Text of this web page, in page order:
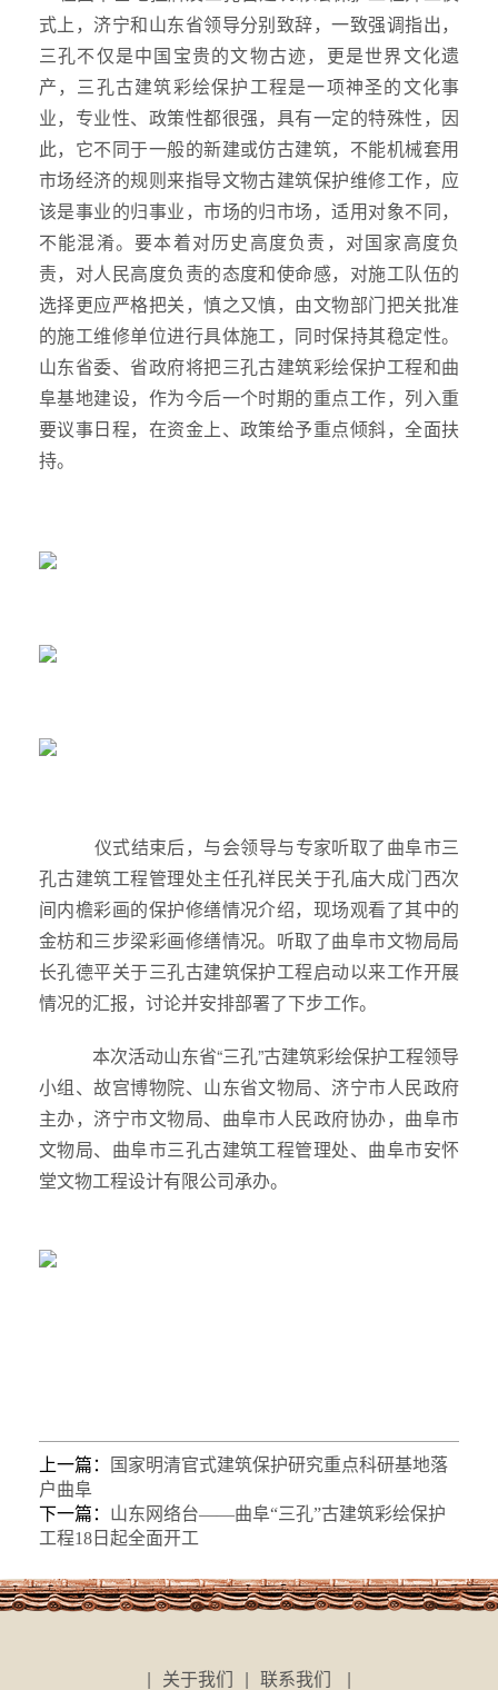
式上，济宁和山东省领导分别致辞，一致强调指出，
三孔不仅是中国宝贵的文物古迹，更是世界文化遗
产，三孔古建筑彩绘保护工程是一项神圣的文化事
业，专业性、政策性都很强，具有一定的特殊性，因
此，它不同于一般的新建或仿古建筑，不能机械套用
市场经济的规则来指导文物古建筑保护维修工作，应
该是事业的归事业，市场的归市场，适用对象不同，
不能混淆。要本着对历史高度负责，对国家高度负
责，对人民高度负责的态度和使命感，对施工队伍的
选择更应严格把关，慎之又慎，由文物部门把关批准
的施工维修单位进行具体施工，同时保持其稳定性。
山东省委、省政府将把三孔古建筑彩绘保护工程和曲
阜基地建设，作为今后一个时期的重点工作，列入重
要议事日程，在资金上、政策给予重点倾斜，全面扶
持。
仪式结束后，与会领导与专家听取了曲阜市三
孔古建筑工程管理处主任孔祥民关于孔庙大成门西次
间内檐彩画的保护修缮情况介绍，现场观看了其中的
金枋和三步梁彩画修缮情况。听取了曲阜市文物局局
长孔德平关于三孔古建筑保护工程启动以来工作开展
情况的汇报，讨论并安排部署了下步工作。
本次活动山东省“三孔”古建筑彩绘保护工程领导
小组、故宫博物院、山东省文物局、济宁市人民政府
主办，济宁市文物局、曲阜市人民政府协办，曲阜市
文物局、曲阜市三孔古建筑工程管理处、曲阜市安怀
堂文物工程设计有限公司承办。
上一篇：
国家明清官式建筑保护研究重点科研基地落
户曲阜
下一篇： 山东网络台——曲阜“三孔”古建筑彩绘保护
工程18日起全面开工
| 关于我们 | 联系我们 |